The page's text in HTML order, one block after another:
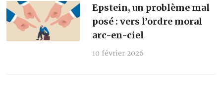
Epstein, un problème mal
posé : vers l’ordre moral
arc-en-ciel
10 février 2026